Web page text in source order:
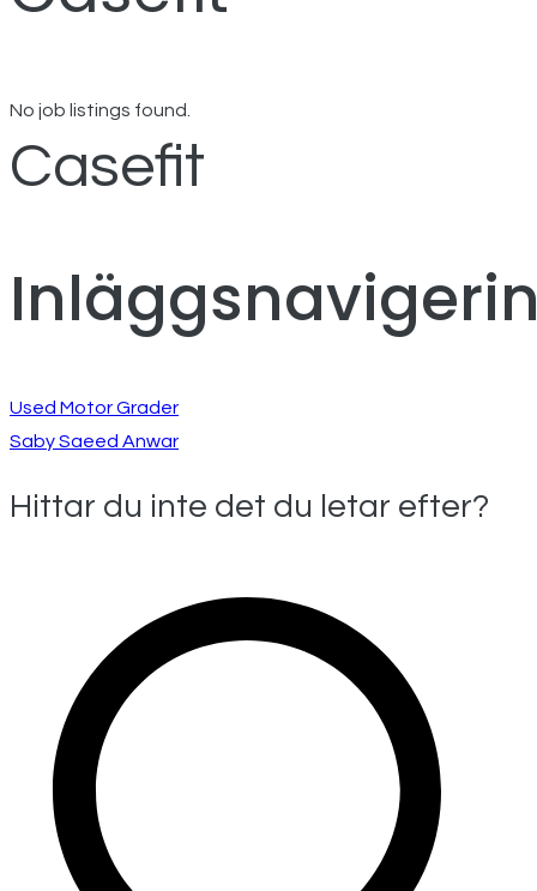
No job listings found.
Casefit
Used Motor Grader
Saby Saeed Anwar
Hittar du inte det du letar efter?